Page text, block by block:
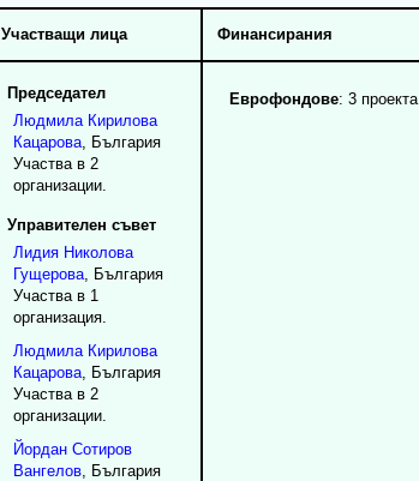
Участващи лица Финансирания
Председател
Людмила Кирилова
Кацарова, България
Участва в 2
организации.
Управителен съвет
Лидия Николова
Гущерова, България
Участва в 1
организация.
Людмила Кирилова
Кацарова, България
Участва в 2
организации.
Йордан Сотиров
Вангелов, България
Еврофондове: 3 проекта